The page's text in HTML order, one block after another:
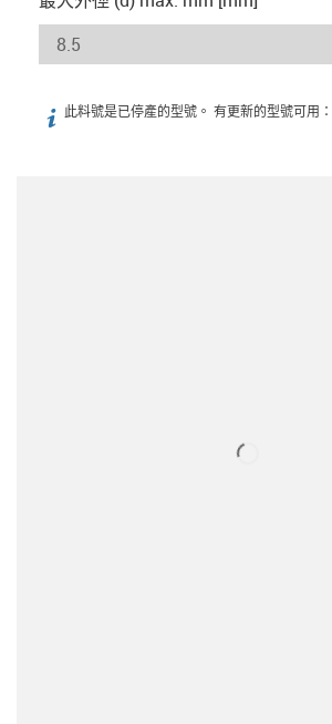
igus-icon-info
此料號是已停產的型號。 有更新的型號可用：